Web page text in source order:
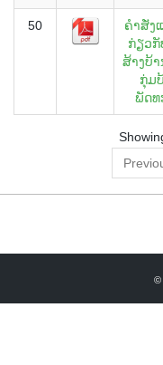
50
ຄຳສັ່ງ
ກ່່ຽວກັ
ສ້າງບ້
ກຸ່ມ
ພັດທ
©